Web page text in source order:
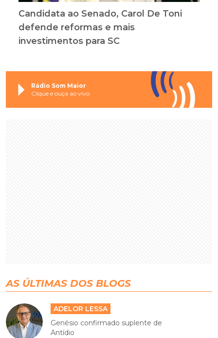
Candidata ao Senado, Carol De Toni
defende reformas e mais
investimentos para SC
Rádio Som Maior
Clique e ouça ao vivo
AS ÚLTIMAS DOS BLOGS
ADELOR LESSA
Genésio confirmado suplente de
Antídio